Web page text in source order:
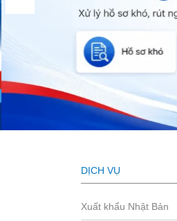
DỊCH VỤ
Xuất khẩu Nhật Bản